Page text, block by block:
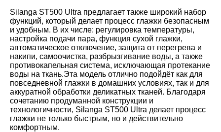
Silanga ST500 Ultra предлагает также широкий набор
функций, который делает процесс глажки безопасным
и удобным. В их числе: регулировка температуры,
настройка подачи пара, функция сухой глажки,
автоматическое отключение, защита от перегрева и
накипи, самоочистка, разбрызгивание воды, а также
противокапельная система, исключающая протекание
воды на ткань.Эта модель отлично подойдёт как для
повседневной глажки в домашних условиях, так и для
аккуратной обработки деликатных тканей. Благодаря
сочетанию продуманной конструкции и
технологичности, Silanga ST500 Ultra делает процесс
глажки не только быстрым, но и действительно
комфортным.